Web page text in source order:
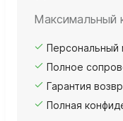
Максимальный
Полное
Гарантия
Полная